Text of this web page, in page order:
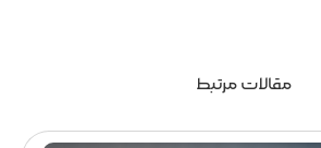
مقالات مرتبط